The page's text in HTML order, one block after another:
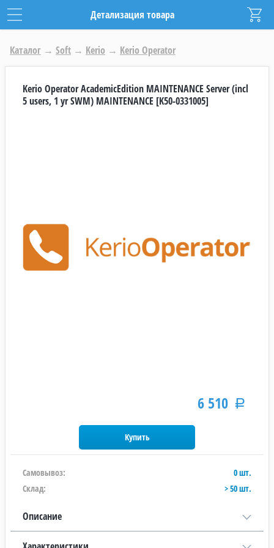
Детализация товара
Каталог → Soft → Kerio → Kerio Operator
Kerio Operator AcademicEdition MAINTENANCE Server (incl
5 users, 1 yr SWM) MAINTENANCE [K50-0331005]
6 510 Р
Самовывоз:
0 шт.
Склад:
> 50 шт.
Описание